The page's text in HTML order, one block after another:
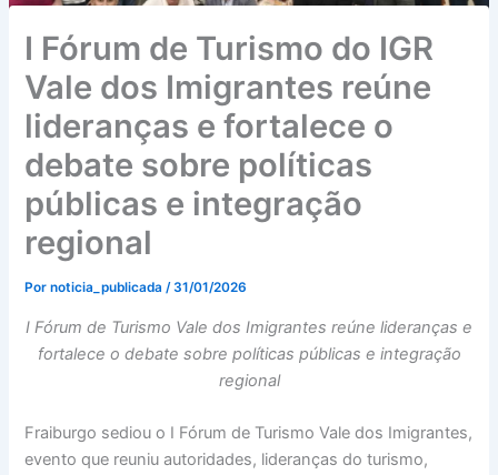
I Fórum de Turismo do IGR
Vale dos Imigrantes reúne
lideranças e fortalece o
debate sobre políticas
públicas e integração
regional
Pornoticia_publicada/31/01/2026
I Fórum de Turismo Vale dos Imigrantes reúne lideranças e
fortalece o debate sobre políticas públicas e integração
regional
Fraiburgo sediou o I Fórum de Turismo Vale dos Imigrantes,
evento que reuniu autoridades, lideranças do turismo,